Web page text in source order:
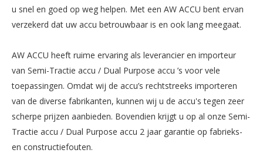
u snel en goed op weg helpen. Met een AW ACCU bent ervan
verzekerd dat uw accu betrouwbaar is en ook lang meegaat.
AW ACCU heeft ruime ervaring als leverancier en importeur
van Semi-Tractie accu / Dual Purpose accu ’s voor vele
toepassingen. Omdat wij de accu’s rechtstreeks importeren
van de diverse fabrikanten, kunnen wij u de accu's tegen zeer
scherpe prijzen aanbieden. Bovendien krijgt u op al onze Semi-
Tractie accu / Dual Purpose accu 2 jaar garantie op fabrieks-
en constructiefouten.